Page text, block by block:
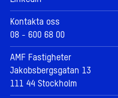
Kontakta oss
08 - 600 68 00
AMF Fastigheter
Jakobsbergsgatan 13
111 44 Stockholm